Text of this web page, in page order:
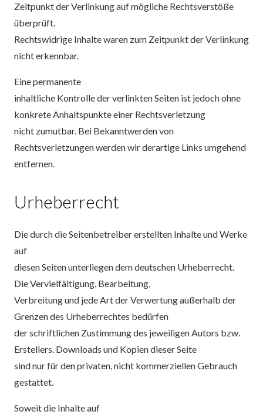
Zeitpunkt der Verlinkung auf mögliche Rechtsverstöße
überprüft.
Rechtswidrige Inhalte waren zum Zeitpunkt der Verlinkung
nicht erkennbar.
Eine permanente
inhaltliche Kontrolle der verlinkten Seiten ist jedoch ohne
konkrete Anhaltspunkte einer Rechtsverletzung
nicht zumutbar. Bei Bekanntwerden von
Rechtsverletzungen werden wir derartige Links umgehend
entfernen.
Urheberrecht
Die durch die Seitenbetreiber erstellten Inhalte und Werke
auf
diesen Seiten unterliegen dem deutschen Urheberrecht.
Die Vervielfältigung, Bearbeitung,
Verbreitung und jede Art der Verwertung außerhalb der
Grenzen des Urheberrechtes bedürfen
der schriftlichen Zustimmung des jeweiligen Autors bzw.
Erstellers. Downloads und Kopien dieser Seite
sind nur für den privaten, nicht kommerziellen Gebrauch
gestattet.
Soweit die Inhalte auf